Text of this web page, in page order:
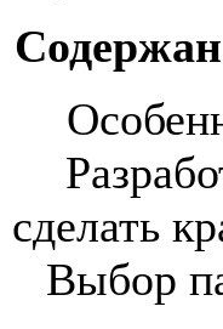
сделать
Выбор